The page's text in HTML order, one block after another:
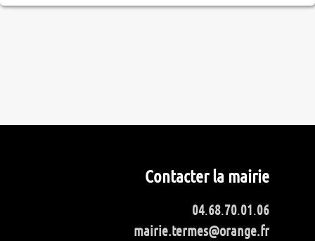
Contacter la mairie
04.68.70.01.06
mairie.termes@orange.fr